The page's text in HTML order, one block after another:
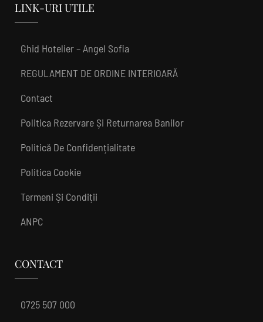
LINK-URI UTILE
Ghid Hotelier – Angel Sofia
REGULAMENT DE ORDINE INTERIOARĂ
Contact
Politica Rezervare Și Returnarea Banilor
Politică De Confidențialitate
Politica Cookie
Termeni Și Condiții
ANPC
CONTACT
0725 507 000